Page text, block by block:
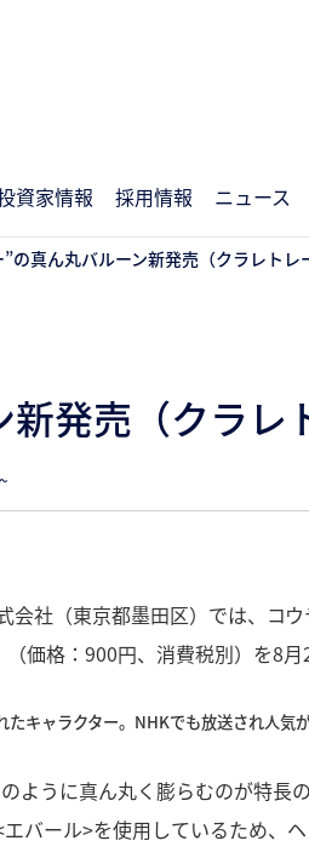
資家情報 採用情報 ニュース
の真ん丸バルーン新発売（クラレトレ
発売（クラレ
社（東京都墨田区）では、コ
価格：900円、消費税別）を8月
キャラクター。NHKでも放送され人気が
ように真ん丸く膨らむのが特
バール>を使用しているため、